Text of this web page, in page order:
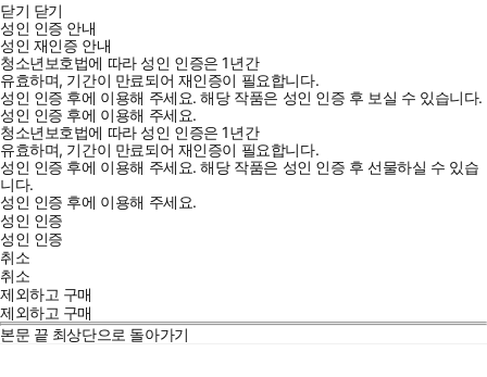
닫기 닫기
성인 인증 안내
성인 재인증 안내
청소년보호법에 따라 성인 인증은 1년간
유효하며, 기간이 만료되어 재인증이 필요합니다.
성인 인증 후에 이용해 주세요.해당 작품은 성인 인증 후 보실 수 있습니다.
성인 인증 후에 이용해 주세요.
청소년보호법에 따라 성인 인증은 1년간
유효하며, 기간이 만료되어 재인증이 필요합니다.
성인 인증 후에 이용해 주세요.해당 작품은 성인 인증 후 선물하실 수 있습
니다.
성인 인증 후에 이용해 주세요.
성인 인증
성인 인증
취소
취소
제외하고 구매
제외하고 구매
본문 끝 최상단으로 돌아가기